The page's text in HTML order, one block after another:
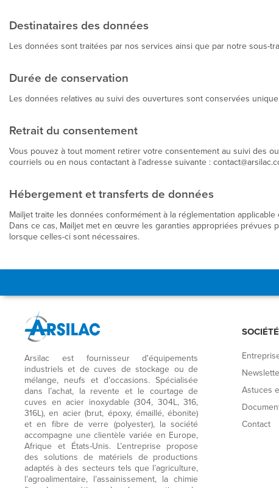
Destinataires des données
Les données sont traitées par nos services ainsi que par notre sous-
Durée de conservation
Les données relatives au suivi des ouvertures sont conservées
Retrait du consentement
Vous pouvez à tout moment retirer votre consentement au suivi des
courriels ou en nous contactant à l'adresse suivante :
Hébergement et transferts de données
Mailjet traite les données conformément à la réglementation
Dans ce cas, Mailjet met en œuvre les garanties appropriées prévues
lorsque celles-ci sont nécessaires.
Arsilac est fournisseur d'équipements
industriels et de cuves de stockage ou de
mélange, neufs et d’occasions. Spécialisée
dans l’achat, la revente et le courtage de
cuves en acier inoxydable (304, 304L, 316,
316L), en acier (brut, époxy, émaillé, ébonite)
et en fibre de verre (polyester), la société
accompagne une clientèle variée en Europe,
Afrique et États-Unis. L’entreprise propose
des solutions de matériels de productions
adaptés à des secteurs tels que l’agriculture,
l’agroalimentaire, l’assainissement, la chimie
SOCIÉTÉ
Astuces
Contact